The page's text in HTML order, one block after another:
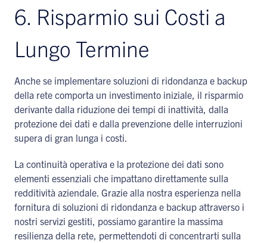
6. Risparmio sui Costi a
Lungo Termine
Anche se implementare soluzioni di ridondanza e backup
della rete comporta un investimento iniziale, il risparmio
derivante dalla riduzione dei tempi di inattività, dalla
protezione dei dati e dalla prevenzione delle interruzioni
supera di gran lunga i costi.
La continuità operativa e la protezione dei dati sono
elementi essenziali che impattano direttamente sulla
redditività aziendale. Grazie alla nostra esperienza nella
fornitura di soluzioni di ridondanza e backup attraverso i
nostri servizi gestiti, possiamo garantire la massima
resilienza della rete, permettendoti di concentrarti sulla